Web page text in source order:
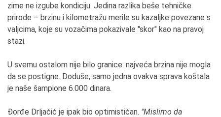
zime ne izgube kondiciju. Jedina razlika beše tehničke
prirode – brzinu i kilometražu merile su kazaljke povezane s
valjcima, koje su vozačima pokazivale "skor" kao na pravoj
stazi.
U svemu ostalom nije bilo granice: najveća brzina nije mogla
da se postigne. Doduše, samo jedna ovakva sprava koštala
je naše šampione 6.000 dinara.
Đorđe Drljačić je ipak bio optimističan. "Mislimo da